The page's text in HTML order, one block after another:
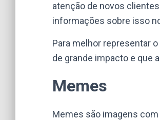
atenção de novos
informações sobre isso
Para melhor representar
de grande impacto e que
Memes
Memes são imagens